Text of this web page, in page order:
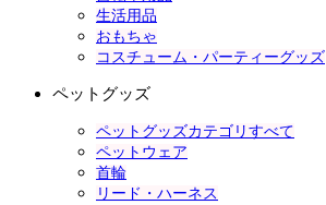
生活用品
おもちゃ
コスチューム・パーティーグッズ
ペットグッズ
ペットグッズカテゴリすべて
ペットウェア
首輪
リード・ハーネス